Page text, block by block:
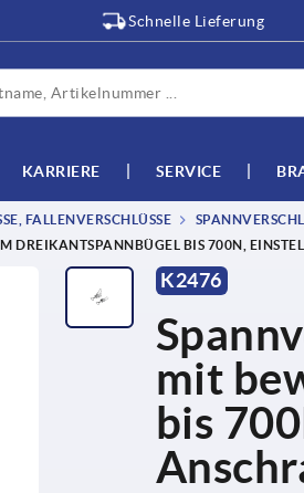
Schnelle Lieferung
KARRIERE SERVICE
FALLENVERSCHLÜSSE
DREIKANTSPANNBÜGEL BIS 700N,
K2476
mit
bis